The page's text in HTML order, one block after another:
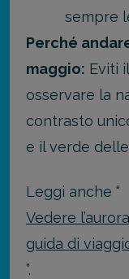
sempre
Perché
maggio: Eviti
osservare la
contrasto
e il verde
Leggi anche “
Vedere
guida di
”.